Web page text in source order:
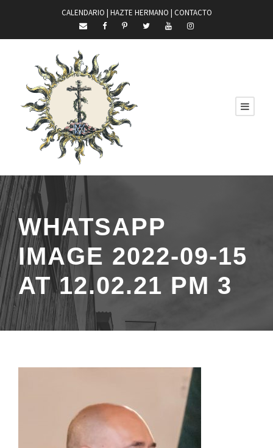
CALENDARIO | HAZTE HERMANO | CONTACTO
WHATSAPP
IMAGE 2022-09-15
AT 12.02.21 PM 3